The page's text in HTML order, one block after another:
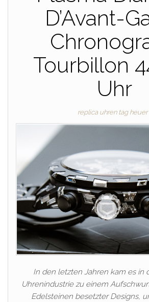
D’Avant-
Tourbillon
Uhr
replica uhren tag heuer
In den letzten Jahren kam es in
Uhrenindustrie zu einem
Edelsteinen besetzter Designs,